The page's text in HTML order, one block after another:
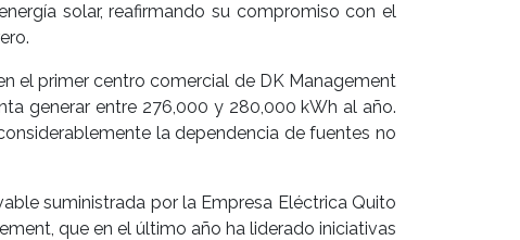
solar, reafirmando su compromiso con el
el primer centro comercial de DK Management
generar entre 276,000 y 280,000 kWh al año.
la dependencia de fuentes no
suministrada por la Empresa Eléctrica Quito
que en el último año ha liderado iniciativas